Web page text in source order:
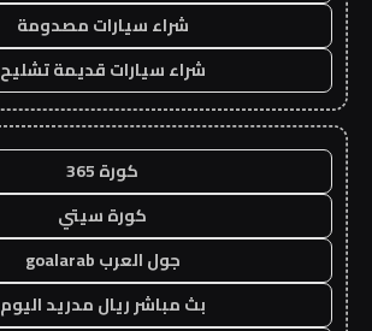
شراء سيارات مصدومة
شراء سيارات قديمة تشليح
كورة 365
كورة سيتي
جول العرب goalarab
بث مباشر ريال مدريد اليوم